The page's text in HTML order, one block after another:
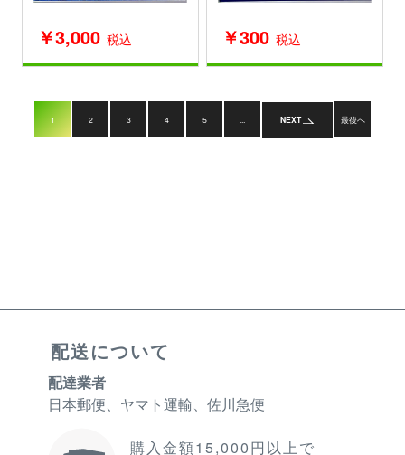
￥3,000 税込 ￥300 税込
1 2 3 4 5 NEXT 最後へ
配送について
配達業者
日本郵便、ヤマト運輸、佐川急便
購入金額15,000円以上で